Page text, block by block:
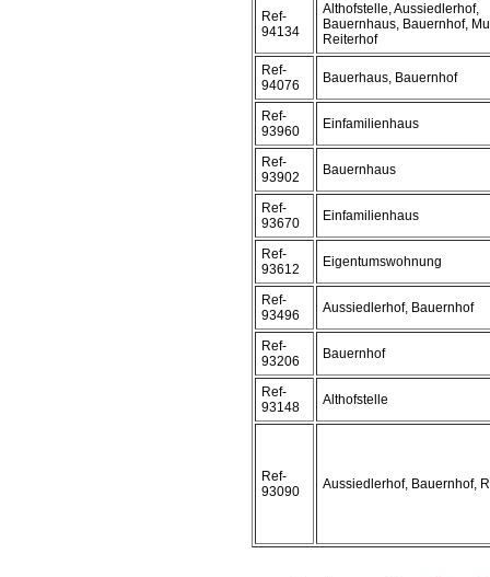
Ref-
94134
Althofstelle, Aussiedlerhof,
Bauernhaus, Bauernhof,
Reiterhof
Ref-
94076
Bauerhaus, Bauernhof
Ref-
93960
Einfamilienhaus
Ref-
93902
Bauernhaus
Ref-
93670
Einfamilienhaus
Ref-
93612
Eigentumswohnung
Ref-
93496
Aussiedlerhof, Bauernhof
Ref-
93206
Bauernhof
Ref-
93148
Althofstelle
Ref-
93090
Aussiedlerhof, Bauernhof,